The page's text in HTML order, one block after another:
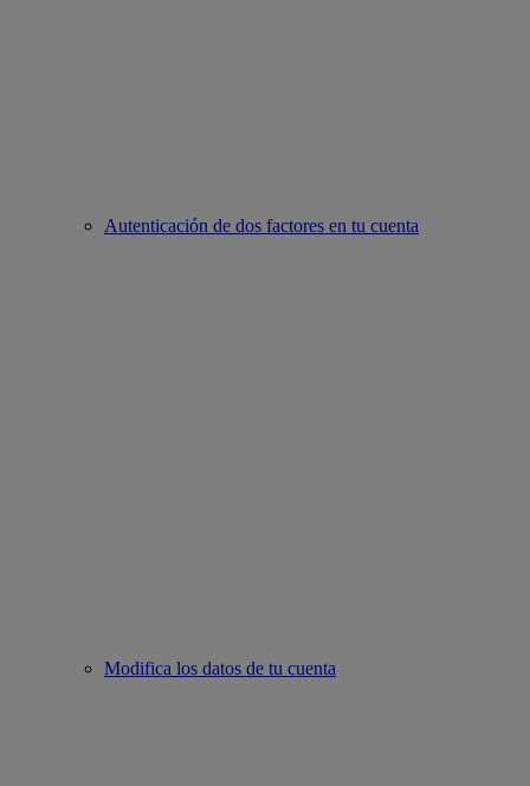
Autenticación de dos factores en tu cuenta
Modifica los datos de tu cuenta